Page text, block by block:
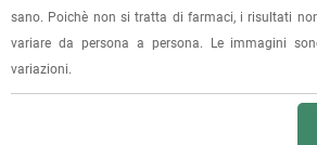
sano. Poichè non si tratta di farmaci, i risultati
variare da persona a persona. Le immagini
variazioni.